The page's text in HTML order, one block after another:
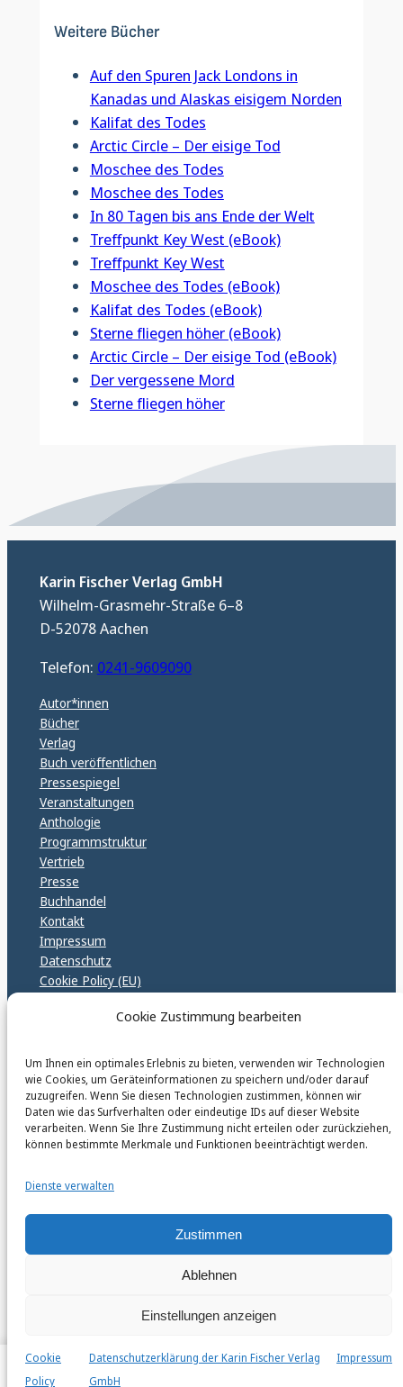
Cookie Zustimmung bearbeiten
Um Ihnen ein optimales Erlebnis zu bieten, verwenden wir Technologien
wie Cookies, um Geräteinformationen zu speichern und/oder darauf
zuzugreifen. Wenn Sie diesen Technologien zustimmen, können wir
Daten wie das Surfverhalten oder eindeutige IDs auf dieser Website
verarbeiten. Wenn Sie Ihre Zustimmung nicht erteilen oder zurückziehen,
können bestimmte Merkmale und Funktionen beeinträchtigt werden.
Dienste verwalten
Zustimmen
Ablehnen
Einstellungen anzeigen
Cookie
Policy
Datenschutzerklärung der Karin Fischer Verlag
GmbH
Impressum
Weitere Bücher
Auf den Spuren Jack Londons in
Kanadas und Alaskas eisigem Norden
Kalifat des Todes
Arctic Circle – Der eisige Tod
Moschee des Todes
Moschee des Todes
In 80 Tagen bis ans Ende der Welt
Treffpunkt Key West (eBook)
Treffpunkt Key West
Moschee des Todes (eBook)
Kalifat des Todes (eBook)
Sterne fliegen höher (eBook)
Arctic Circle – Der eisige Tod (eBook)
Der vergessene Mord
Sterne fliegen höher
Karin Fischer Verlag GmbH
Wilhelm-Grasmehr-Straße 6–8
D-52078 Aachen
Telefon: 0241-9609090
Autor*innen
Bücher
Verlag
Buch veröffentlichen
Pressespiegel
Veranstaltungen
Anthologie
Programmstruktur
Vertrieb
Presse
Buchhandel
Kontakt
Impressum
Datenschutz
Cookie Policy (EU)
karinfischerverlag_ac
@karinfischerverlag_ac
Follow
© 2026 by Karin Fischer Verlag GmbH